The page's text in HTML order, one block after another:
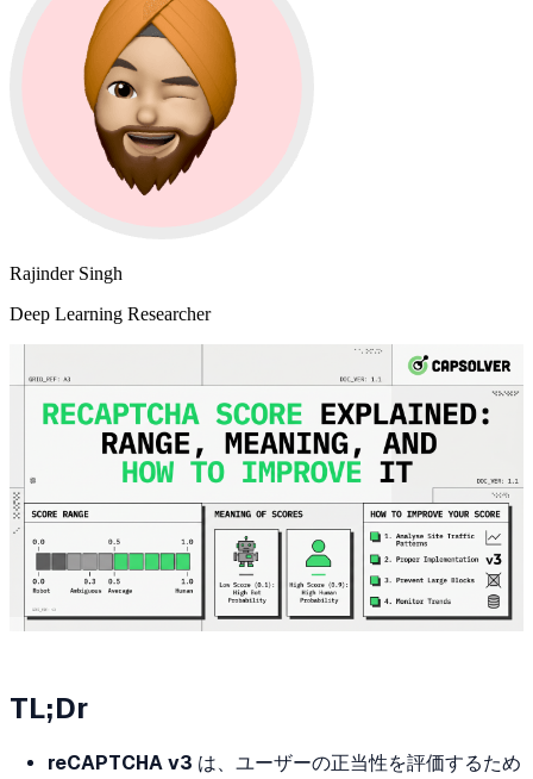
Rajinder Singh
Deep Learning Researcher
TL;Dr
reCAPTCHA v3 は、ユーザーの正当性を評価するため